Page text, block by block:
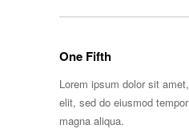
One Fifth
Lorem ipsum dolor sit
elit, sed do eiusmod
magna aliqua.